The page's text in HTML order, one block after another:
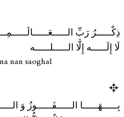
ذِكْـــــرُ رَبِّ
لَا إِلَـــــه إِلَّا الـــــلـــــه
nan saoghal
بِـــــهَـــــا الـــــفَـــــوزُ وَ